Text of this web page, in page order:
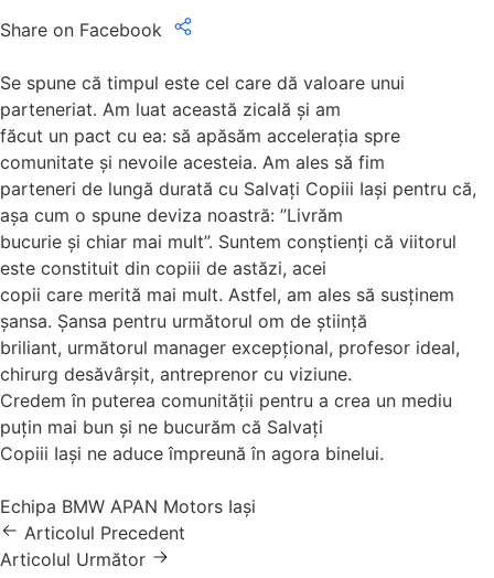
Share on Facebook
Se spune că timpul este cel care dă valoare unui
parteneriat. Am luat această zicală și am
făcut un pact cu ea: să apăsăm accelerația spre
comunitate și nevoile acesteia. Am ales să fim
parteneri de lungă durată cu Salvați Copiii Iași pentru că,
așa cum o spune deviza noastră: ”Livrăm
bucurie și chiar mai mult”. Suntem conștienți că viitorul
este constituit din copiii de astăzi, acei
copii care merită mai mult. Astfel, am ales să susținem
șansa. Șansa pentru următorul om de știință
briliant, următorul manager excepțional, profesor ideal,
chirurg desăvârșit, antreprenor cu viziune.
Credem în puterea comunității pentru a crea un mediu
puțin mai bun și ne bucurăm că Salvați
Copiii Iași ne aduce împreună în agora binelui.
Echipa BMW APAN Motors Iași
Articolul Precedent
Articolul Următor